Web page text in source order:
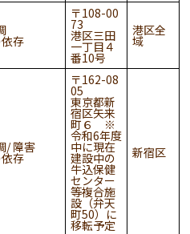
存
108-00
73
港区三田
一丁目４
番10号
港区全
域
障害
存
162-08
05
東京都新
宿区矢来
町６ ※
令和6年度
中に現在
建設中の
牛込保健
センター
等複合施
設（弁天
町50）に
移転予定
新宿区